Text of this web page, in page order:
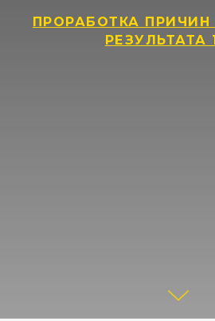
ПРОРАБОТКА ПРИЧИН
РЕЗУЛЬТАТА